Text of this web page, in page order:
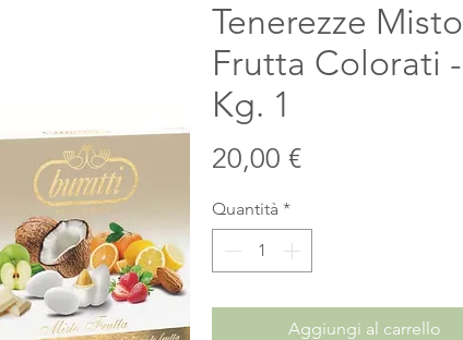
Tenerezze Misto
Frutta Colorati -
Kg. 1
20,00 €Prezzo
Quantità *
Aggiungi al carrello